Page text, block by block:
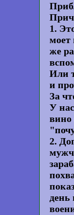
1.
моет
же
Или
и
За
У
вино
2.